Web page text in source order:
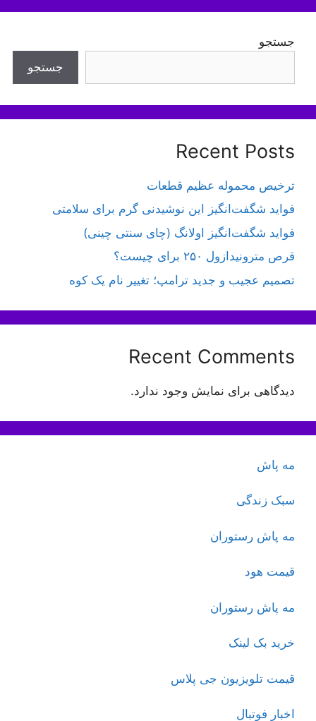
جستجو
جستجو
Recent Posts
ترخیص محموله عظیم قطعات
فواید شگفت‌انگیز این نوشیدنی گرم برای سلامتی
فواید شگفت‌انگیز اولانگ (چای سنتی چینی)
قرص مترونیدازول ۲۵۰ برای چیست؟
تصمیم عجیب و جدید ترامپ؛ تغییر نام یک کوه
Recent Comments
دیدگاهی برای نمایش وجود ندارد.
مه پاش
سبک زندگی
مه پاش رستوران
قیمت هود
مه پاش رستوران
خرید بک لینک
قیمت تلویزیون جی پلاس
اخبار فوتبال